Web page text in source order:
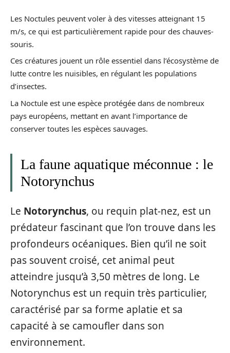
Les Noctules peuvent voler à des vitesses atteignant 15
m/s, ce qui est particulièrement rapide pour des chauves-
souris.
Ces créatures jouent un rôle essentiel dans l’écosystème de
lutte contre les nuisibles, en régulant les populations
d’insectes.
La Noctule est une espèce protégée dans de nombreux
pays européens, mettant en avant l’importance de
conserver toutes les espèces sauvages.
La faune aquatique méconnue : le
Notorynchus
Le Notorynchus, ou requin plat-nez, est un
prédateur fascinant que l’on trouve dans les
profondeurs océaniques. Bien qu’il ne soit
pas souvent croisé, cet animal peut
atteindre jusqu’à 3,50 mètres de long. Le
Notorynchus est un requin très particulier,
caractérisé par sa forme aplatie et sa
capacité à se camoufler dans son
environnement.